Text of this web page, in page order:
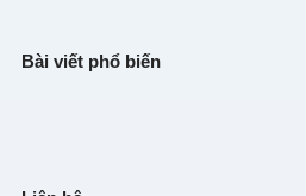
Bài viết phổ biến